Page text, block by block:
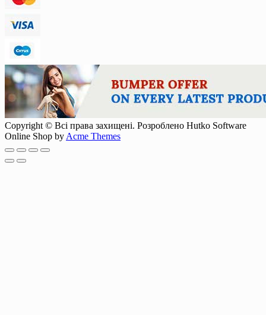
Copyright © Всі права захищені. Розроблено Hutko Software
Online Shop by Acme Themes
Scroll
Up